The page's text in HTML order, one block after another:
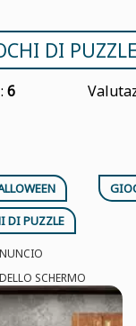
DI
6
DI PUZZLE
SCHERMO